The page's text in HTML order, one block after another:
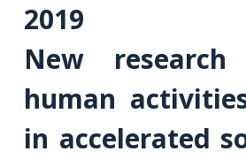
2019
New research
human
in accelerated